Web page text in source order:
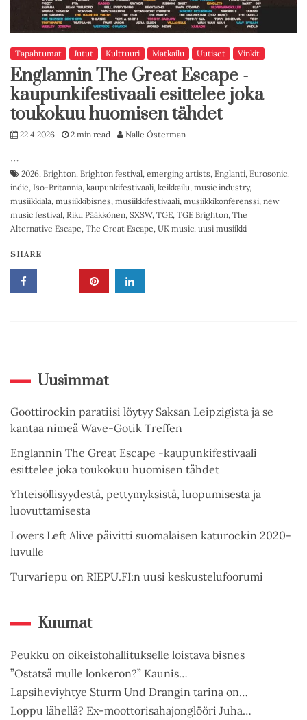
Tapahtumat Jutut Kulttuuri Matkailu Uutiset Vinkit
Englannin The Great Escape -
kaupunkifestivaali esittelee joka
toukokuu huomisen tähdet
22.4.2026 2 min read Nalle Österman
…
2026, Brighton, Brighton festival, emerging artists, Englanti, Eurosonic,
indie, Iso-Britannia, kaupunkifestivaali, keikkailu, music industry,
musiikkiala, musiikkibisnes, musiikkifestivaali, musiikkikonferenssi, new
music festival, Riku Pääkkönen, SXSW, TGE, TGE Brighton, The
Alternative Escape, The Great Escape, UK music, uusi musiikki
SHARE
Uusimmat
Goottirockin paratiisi löytyy Saksan Leipzigista ja se
kantaa nimeä Wave-Gotik Treffen
Englannin The Great Escape -kaupunkifestivaali
esittelee joka toukokuu huomisen tähdet
Yhteisöllisyydestä, pettymyksistä, luopumisesta ja
luovuttamisesta
Lovers Left Alive päivitti suomalaisen katurockin 2020-
luvulle
Turvariepu on RIEPU.FI:n uusi keskustelufoorumi
Kuumat
Peukku on oikeistohallitukselle loistava bisnes
”Ostatsä mulle lonkeron?” Kaunis…
Lapsiheviyhtye Sturm Und Drangin tarina on…
Loppu lähellä? Ex-moottorisahajonglööri Juha…